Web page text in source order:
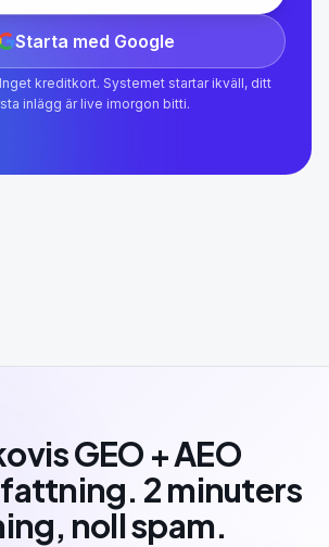
Starta med Google
kreditkort. Systemet startar ikväll, ditt
inlägg är live imorgon bitti.
GEO + AEO
2 minuters
noll spam.